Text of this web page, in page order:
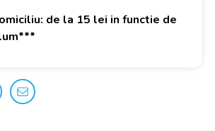
de la 15 lei in functie de